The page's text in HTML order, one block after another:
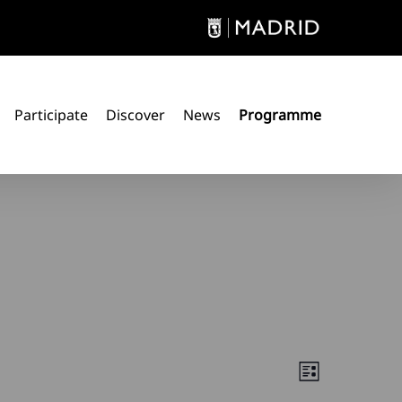
Participate Discover News Programme
Views
Event
List